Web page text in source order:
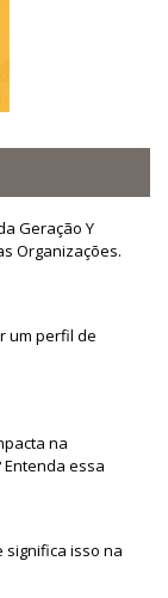
Geração Y
Organizações.
um perfil de
na
essa
significa isso na